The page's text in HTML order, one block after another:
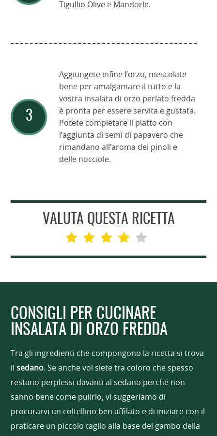
Tigullio Olive e Mandorle.
Aggiungete infine l’orzo, mescolate
bene per amalgamare il tutto e la
vostra insalata di orzo perlato fredda
è pronta per essere servita e gustata.
Potete completare il piatto con
l’aggiunta di semi di papavero che
rimandano all’aroma dei pinoli e
delle nocciole.
VALUTA QUESTA RICETTA
CONSIGLI PER CUCINARE
INSALATA DI ORZO FREDDA
Tra gli ingredienti che compongono la ricetta si trova
ilsedano. Se anche voi siete tra coloro che spesso
restano perplessi davanti al sedano perché non
sanno bene come pulirlo, vi suggeriamo di
procurarvi un coltellino ben affilato e di iniziare con il
praticare un piccolo taglio alla base del gambo della